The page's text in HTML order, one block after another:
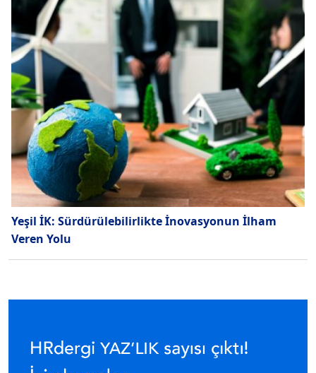
Yeşil İK: Sürdürülebilirlikte İnovasyonun İlham
Veren Yolu